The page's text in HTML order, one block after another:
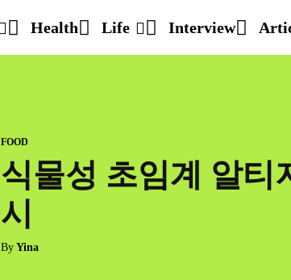
Health Life Interview
FOOD
식물성 초임계 알티
시
By Yina